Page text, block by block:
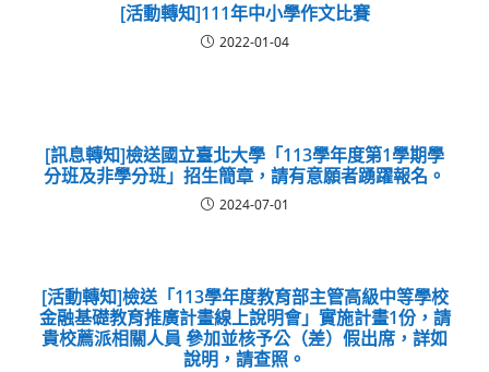
[活動轉知]111年中小學作文比賽
2022-01-04
[訊息轉知]檢送國立臺北大學「113學年度第1學期學
分班及非學分班」招生簡章，請有意願者踴躍報名。
2024-07-01
[活動轉知]檢送「113學年度教育部主管高級中等學校
金融基礎教育推廣計畫線上說明會」實施計畫1份，請
貴校薦派相關人員 參加並核予公（差）假出席，詳如
說明，請查照。